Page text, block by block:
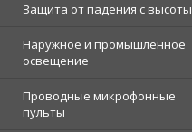
Защита от падения с высоты
Наружное и промышленное
освещение
Проводные микрофонные
пульты